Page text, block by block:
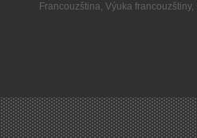
Francouzština, Výuka francouzštiny,